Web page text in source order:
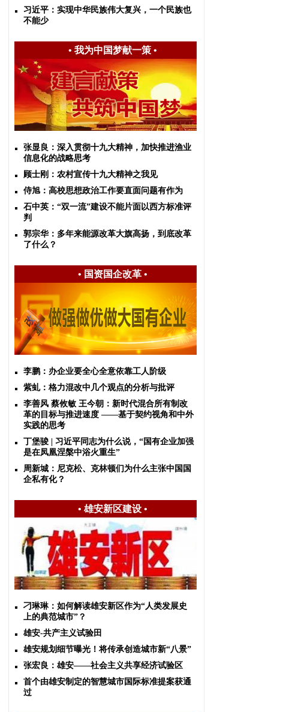
习近平：实现中华民族伟大复兴，一个民族也
不能少
• 我为中国梦献一策•
张显良：深入贯彻十九大精神，加快推进渔业
信息化的战略思考
顾士刚：农村宣传十九大精神之我见
侍旭：高校思想政治工作要直面问题有作为
石中英：“双一流”建设不能片面以西方标准评
判
郭宗华：多年来能源改革大旗高扬，到底改革
了什么？
• 国资国企改革•
李鹏：办企业要全心全意依靠工人阶级
紫虬：格力混改中几个观点的分析与批评
李善风 蔡攸敏 王今朝：新时代混合所有制改
革的目标与推进速度 ——基于契约视角和中外
实践的思考
丁堡骏 | 习近平同志为什么说，“国有企业加强
是在凤凰涅槃中浴火重生”
周新城：尼克松、克林顿们为什么主张中国国
企私有化？
• 雄安新区建设•
刁琳琳：如何解读雄安新区作为“人类发展史
上的典范城市”？
雄安-共产主义试验田
雄安规划细节曝光！将传承创造城市新“八景”
张宏良：雄安——社会主义共享经济试验区
首个由雄安制定的智慧城市国际标准提案获通
过